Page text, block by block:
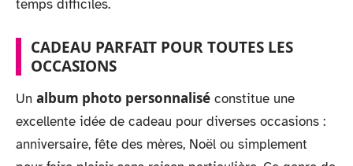
temps difficiles.
CADEAU PARFAIT POUR TOUTES LES
OCCASIONS
Un album photo personnalisé constitue une
excellente idée de cadeau pour diverses occasions :
anniversaire, fête des mères, Noël ou simplement